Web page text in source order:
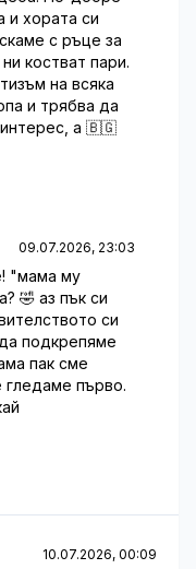
и хората си
с ръце за
костват пари.
на всяка
и трябва да
интерес, а 🇧🇬
09.07.2026, 23:03
"мама му
🤣 аз пък си
си
подкрепяме
пак сме
гледаме първо.
10.07.2026, 00:09